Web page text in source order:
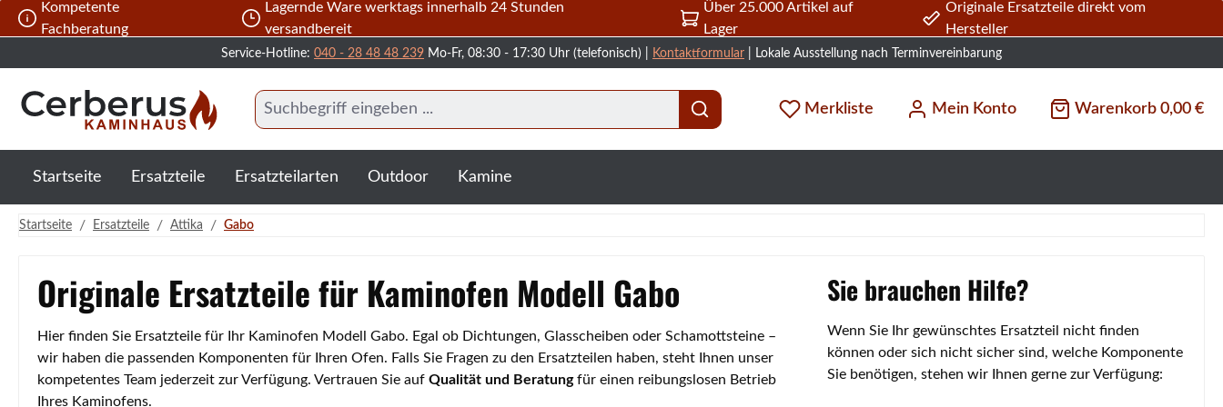
Hauptinhalt springen
Zur Suche springen
Zur Hauptnavigation springen
Kompetente
Fachberatung
Lagernde Ware werktags innerhalb 24 Stunden
versandbereit
Über 25.000 Artikel auf
Lager
Originale Ersatzteile direkt vom
Hersteller
Service-Hotline: 040 - 28 48 48 239 Mo-Fr, 08:30 - 17:30 Uhr (telefonisch) | Kontaktformular | Lokale Ausstellung nach Terminvereinbarung
Merkliste Mein Konto Warenkorb 0,00 €
Startseite Ersatzteile Ersatzteilarten Outdoor Kamine
Startseite / Ersatzteile / Attika / Gabo
Originale Ersatzteile für Kaminofen Modell Gabo
Hier finden Sie Ersatzteile für Ihr Kaminofen Modell Gabo. Egal ob Dichtungen, Glasscheiben oder Schamottsteine –
wir haben die passenden Komponenten für Ihren Ofen. Falls Sie Fragen zu den Ersatzteilen haben, steht Ihnen unser
kompetentes Team jederzeit zur Verfügung. Vertrauen Sie auf Qualität und Beratungfür einen reibungslosen Betrieb
Ihres Kaminofens.
Sie brauchen Hilfe?
Wenn Sie Ihr gewünschtes Ersatzteil nicht finden
können oder sich nicht sicher sind, welche Komponente
Sie benötigen, stehen wir Ihnen gerne zur Verfügung: